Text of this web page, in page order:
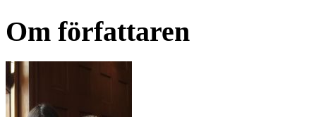
Om författaren